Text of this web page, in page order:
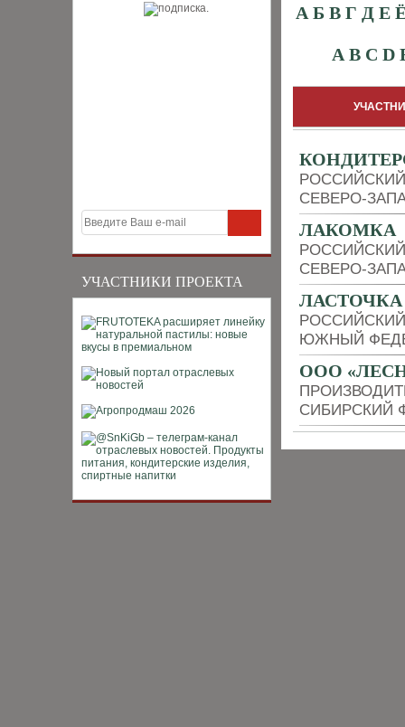
УЧАСТНИКИ ПРОЕКТА
А Б В Г Д Е
A B C D
СЕВЕРО-
ЛАКОМКА
СЕВЕРО-
ЛАСТОЧКА
ЮЖНЫЙ
ООО
СИБИРСКИЙ